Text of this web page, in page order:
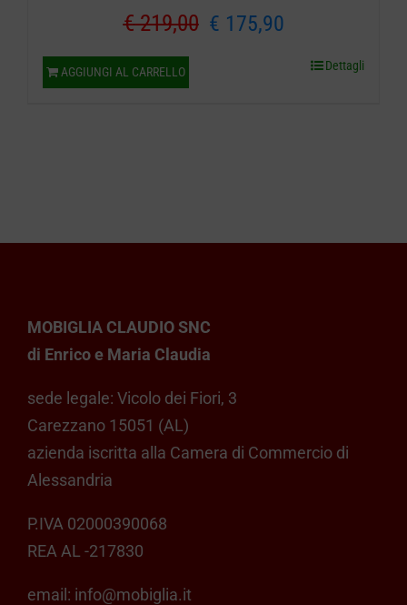
€219,00 Il
€ 175,90Il
prezzo
AGGIUNGI AL CARRELLO Dettagli
MOBIGLIA CLAUDIO SNC
di Enrico e Maria Claudia
sede legale: Vicolo dei Fiori, 3
Carezzano 15051 (AL)
azienda iscritta alla Camera di Commercio di
Alessandria
P.IVA 02000390068
REA AL -217830
email: info@mobiglia.it